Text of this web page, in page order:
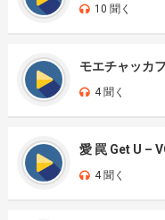
10 聞く
4 聞く
愛 罠 Get U –
4 聞く